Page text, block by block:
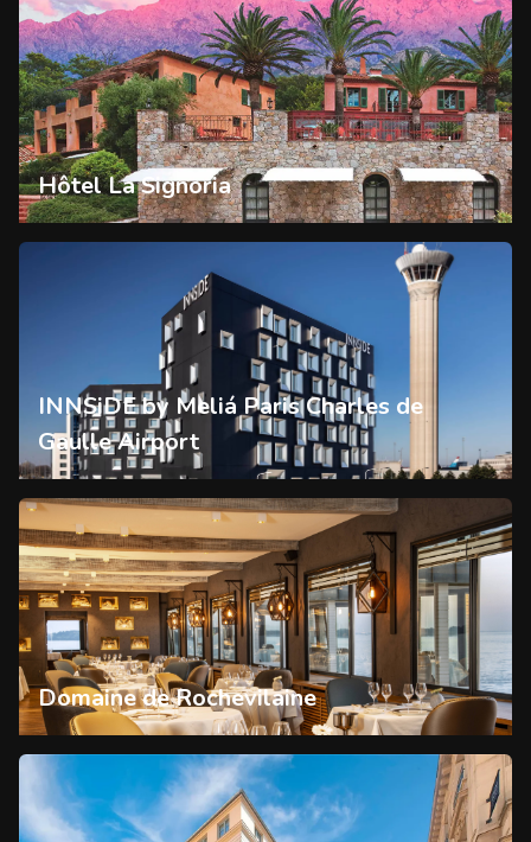
Hôtel La Signoria
INNSiDE by Meliá Paris Charles de
Gaulle Airport
Domaine de Rochevilaine